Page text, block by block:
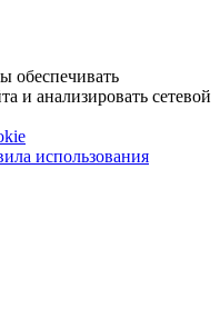
обеспечивать
и анализировать сетевой
использования